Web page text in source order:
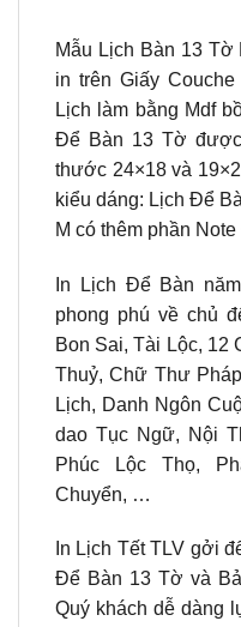
Mẫu Lịch Bàn 13
in trên Giấy
Lịch làm bằng Mdf
Để Bàn 13 Tờ
thước 24×18 và
kiểu dáng: Lịch Để
M có thêm phần
In Lịch Để Bàn
phong phú về chủ
Bon Sai, Tài Lộc, 12
Thuỷ, Chữ Thư
Lịch, Danh Ngôn
dao Tục Ngữ, Nội
Phúc Lộc Thọ,
Chuyển, …
In Lịch Tết TLV gởi
Để Bàn 13 Tờ và
Quý khách dễ dàng